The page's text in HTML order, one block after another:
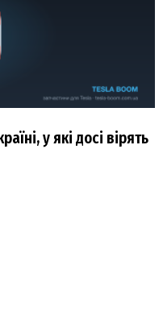
у які досі вірять